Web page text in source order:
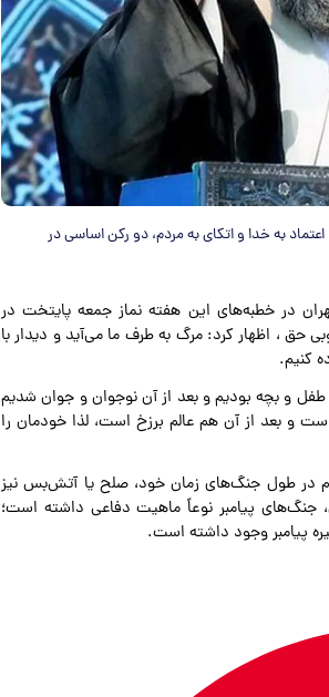
به خدا و اتکای به مردم، دو رکن اساسی در
در خطبه‌های این هفته نماز جمعه پایتخت در
حق ، اظهار کرد: مرگ به طرف ما می‌آید و دیدار با
کنیم.
و بچه بودیم و بعد از آن نوجوان و جوان شدیم
و بعد از آن هم عالم برزخ است، لذا خودمان را
در طول جنگ‌های زمان خود، صلح یا آتش‌بس نیز
جنگ‌های پیامبر نوعاً ماهیت دفاعی داشته است؛
پیامبر وجود داشته است.